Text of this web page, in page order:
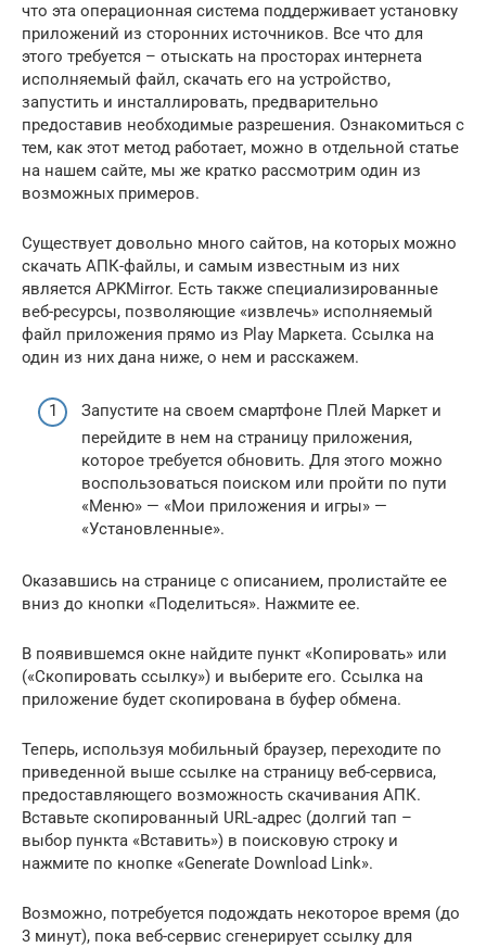
что эта операционная система поддерживает установку
приложений из сторонних источников. Все что для
этого требуется – отыскать на просторах интернета
исполняемый файл, скачать его на устройство,
запустить и инсталлировать, предварительно
предоставив необходимые разрешения. Ознакомиться с
тем, как этот метод работает, можно в отдельной статье
на нашем сайте, мы же кратко рассмотрим один из
возможных примеров.
Существует довольно много сайтов, на которых можно
скачать АПК-файлы, и самым известным из них
является APKMirror. Есть также специализированные
веб-ресурсы, позволяющие «извлечь» исполняемый
файл приложения прямо из Play Маркета. Ссылка на
один из них дана ниже, о нем и расскажем.
Запустите на своем смартфоне Плей Маркет и
перейдите в нем на страницу приложения,
которое требуется обновить. Для этого можно
воспользоваться поиском или пройти по пути
«Меню» — «Мои приложения и игры» —
«Установленные».
Оказавшись на странице с описанием, пролистайте ее
вниз до кнопки «Поделиться». Нажмите ее.
В появившемся окне найдите пункт «Копировать» или
(«Скопировать ссылку») и выберите его. Ссылка на
приложение будет скопирована в буфер обмена.
Теперь, используя мобильный браузер, переходите по
приведенной выше ссылке на страницу веб-сервиса,
предоставляющего возможность скачивания АПК.
Вставьте скопированный URL-адрес (долгий тап –
выбор пункта «Вставить») в поисковую строку и
нажмите по кнопке «Generate Download Link».
Возможно, потребуется подождать некоторое время (до
3 минут), пока веб-сервис сгенерирует ссылку для